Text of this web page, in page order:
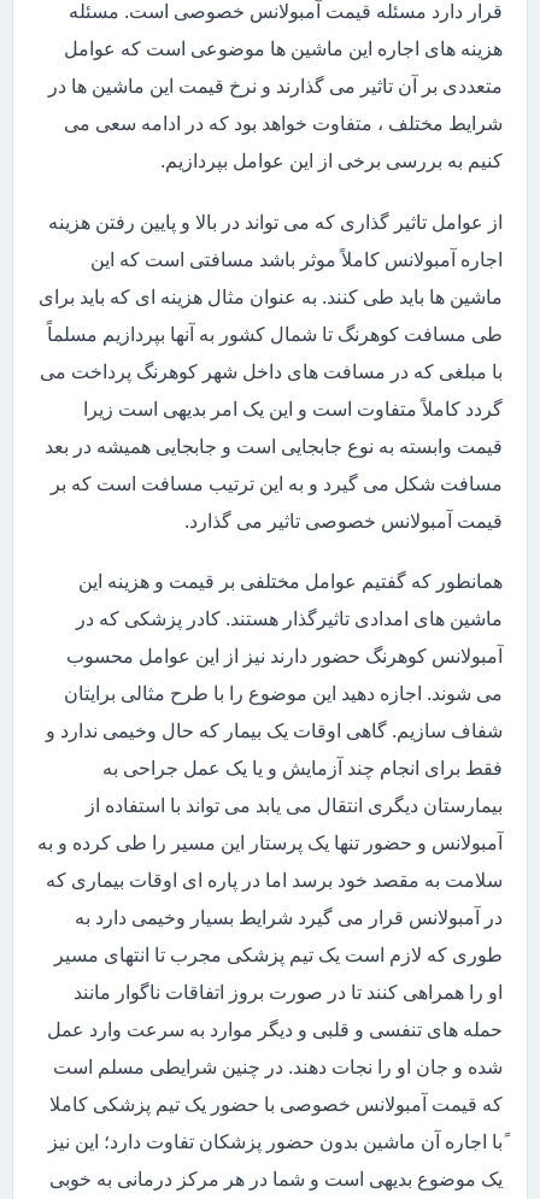
قرار دارد مسئله قیمت آمبولانس خصوصی است. مسئله
هزینه های اجاره این ماشین ها موضوعی است که عوامل
متعددی بر آن تاثیر می گذارند و نرخ قیمت این ماشین ها در
شرایط مختلف ، متفاوت خواهد بود که در ادامه سعی می
کنیم به بررسی برخی از این عوامل بپردازیم.
از عوامل تاثیر گذاری که می تواند در بالا و پایین رفتن هزینه
اجاره آمبولانس کاملاً موثر باشد مسافتی است که این
ماشین ها باید طی کنند. به عنوان مثال هزینه ای که باید برای
طی مسافت کوهرنگ تا شمال کشور به آنها بپردازیم مسلماً
با مبلغی که در مسافت های داخل شهر کوهرنگ پرداخت می
گردد کاملاً متفاوت است و این یک امر بدیهی است زیرا
قیمت وابسته به نوع جابجایی است و جابجایی همیشه در بعد
مسافت شکل می گیرد و به این ترتیب مسافت است که بر
قیمت آمبولانس خصوصی تاثیر می گذارد.
همانطور که گفتیم عوامل مختلفی بر قیمت و هزینه این
ماشین های امدادی تاثیرگذار هستند. کادر پزشکی که در
آمبولانس کوهرنگ حضور دارند نیز از این عوامل محسوب
می شوند. اجازه دهید این موضوع را با طرح مثالی برایتان
شفاف سازیم. گاهی اوقات یک بیمار که حال وخیمی ندارد و
فقط برای انجام چند آزمایش و یا یک عمل جراحی به
بیمارستان دیگری انتقال می یابد می تواند با استفاده از
آمبولانس و حضور تنها یک پرستار این مسیر را طی کرده و به
سلامت به مقصد خود برسد اما در پاره ای اوقات بیماری که
در آمبولانس قرار می گیرد شرایط بسیار وخیمی دارد به
طوری که لازم است یک تیم پزشکی مجرب تا انتهای مسیر
او را همراهی کنند تا در صورت بروز اتفاقات ناگوار مانند
حمله های تنفسی و قلبی و دیگر موارد به سرعت وارد عمل
شده و جان او را نجات دهند. در چنین شرایطی مسلم است
که قیمت آمبولانس خصوصی با حضور یک تیم پزشکی کاملا
ًبا اجاره آن ماشین بدون حضور پزشکان تفاوت دارد؛ این نیز
یک موضوع بدیهی است و شما در هر مرکز درمانی به خوبی